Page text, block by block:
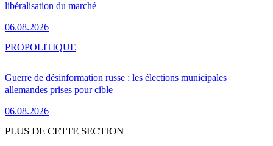
libéralisation du marché
06.08.2026
Guerre de désinformation russe : les élections municipales
allemandes prises pour cible
06.08.2026
PROPOLITIQUE
PLUS DE CETTE SECTION